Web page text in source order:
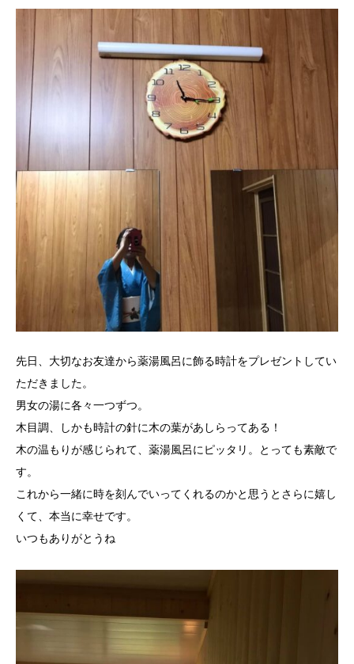
先日、大切なお友達から薬湯風呂に飾る時計をプレゼントしてい
ただきました。
男女の湯に各々一つずつ。
木目調、しかも時計の針に木の葉があしらってある！
木の温もりが感じられて、薬湯風呂にピッタリ。とっても素敵で
す。
これから一緒に時を刻んでいってくれるのかと思うとさらに嬉し
くて、本当に幸せです。
いつもありがとうね